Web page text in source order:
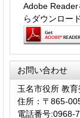
Adobe
らダウンロー
お問い合わせ
玉名市役所 教
住所：〒865-
電話番号:0968-